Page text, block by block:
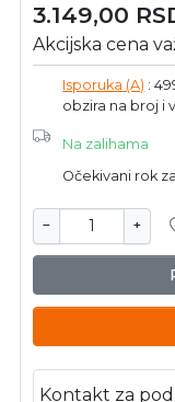
3.149,00
Akcijska cena
Isporuka (A) :
obzira na broj i
Na zalihama
Očekivani rok
− +
Kontakt za